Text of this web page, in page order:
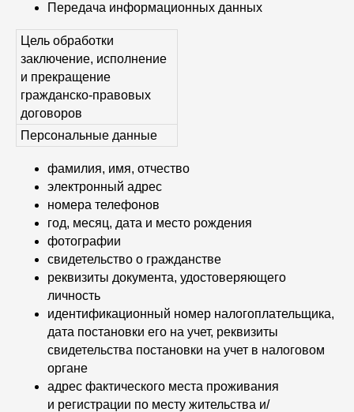
Передача информационных данных
Цель обработки
заключение, исполнение
и прекращение
гражданско-правовых
договоров
Персональные данные
фамилия, имя, отчество
электронный адрес
номера телефонов
год, месяц, дата и место рождения
фотографии
свидетельство о гражданстве
реквизиты документа, удостоверяющего
личность
идентификационный номер налогоплательщика,
дата постановки его на учет, реквизиты
свидетельства постановки на учет в налоговом
органе
адрес фактического места проживания
и регистрации по месту жительства и/